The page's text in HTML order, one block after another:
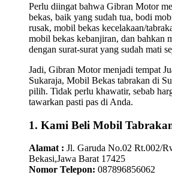
Perlu diingat bahwa Gibran Motor
bekas, baik yang sudah tua, bodi
rusak, mobil bekas kecelakaan/
mobil bekas kebanjiran, dan bahkan
dengan surat-surat yang sudah mati
Jadi, Gibran Motor menjadi tempat
Sukaraja, Mobil Bekas tabrakan di
pilih. Tidak perlu khawatir, sebab
tawarkan pasti pas di Anda.
1. Kami Beli Mobil
Alamat : Jl. Garuda No.02 Rt.002/
Bekasi,Jawa Barat 17425
Nomor Telepon: 087896856062